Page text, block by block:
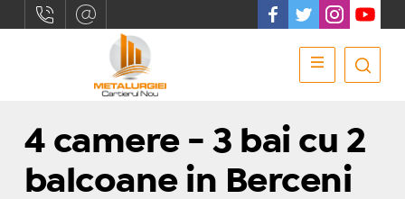
4 camere - 3 bai cu 2
balcoane in Berceni